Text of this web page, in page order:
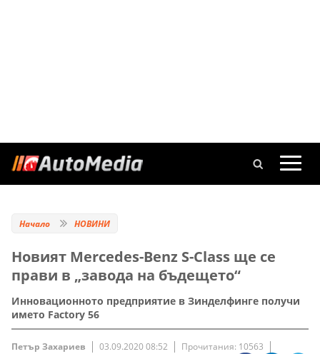
Начало НОВИНИ
Новият Mercedes-Benz S-Class ще се
прави в „завода на бъдещето“
Инновационното предприятие в Зинделфинге получи
името Factory 56
Петър Захариев 03.09.2020 08:52 Прочитания: 10563